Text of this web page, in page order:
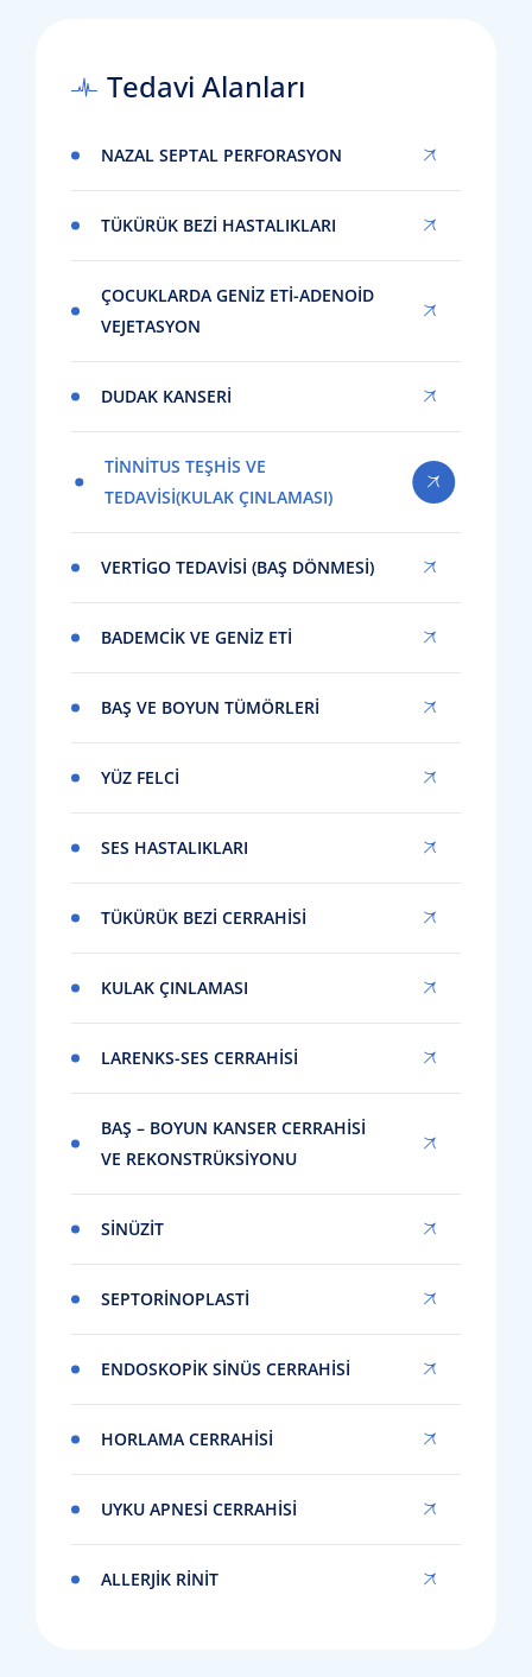
Tedavi Alanları
NAZAL SEPTAL PERFORASYON
TÜKÜRÜK BEZI HASTALIKLARI
ÇOCUKLARDA GENIZ ETI-ADENOID
VEJETASYON
DUDAK KANSERI
TINNITUS TEŞHIS VE
TEDAVISI(KULAK ÇINLAMASI)
VERTIGO TEDAVISI (BAŞ DÖNMESI)
BADEMCIK VE GENIZ ETI
BAŞ VE BOYUN TÜMÖRLERI
YÜZ FELCI
SES HASTALIKLARI
TÜKÜRÜK BEZI CERRAHISI
KULAK ÇINLAMASI
LARENKS-SES CERRAHISI
BAŞ – BOYUN KANSER CERRAHISI
VE REKONSTRÜKSIYONU
SINÜZIT
SEPTORINOPLASTI
ENDOSKOPIK SINÜS CERRAHISI
HORLAMA CERRAHISI
UYKU APNESI CERRAHISI
ALLERJIK RINIT